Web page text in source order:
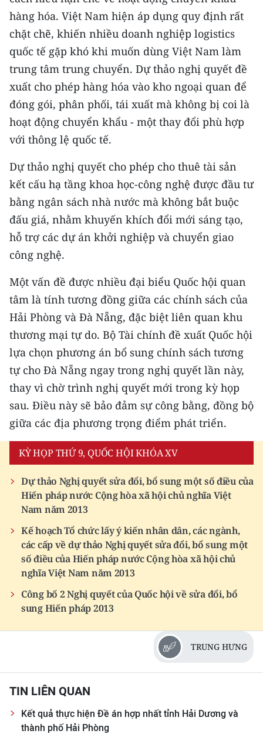
hàng hóa. Việt Nam hiện áp dụng quy định rất
chặt chẽ, khiến nhiều doanh nghiệp logistics
quốc tế gặp khó khi muốn dùng Việt Nam làm
trung tâm trung chuyển. Dự thảo nghị quyết đề
xuất cho phép hàng hóa vào kho ngoại quan để
đóng gói, phân phối, tái xuất mà không bị coi là
hoạt động chuyển khẩu - một thay đổi phù hợp
với thông lệ quốc tế.
Dự thảo nghị quyết cho phép cho thuê tài sản
kết cấu hạ tầng khoa học-công nghệ được đầu tư
bằng ngân sách nhà nước mà không bắt buộc
đấu giá, nhằm khuyến khích đổi mới sáng tạo,
hỗ trợ các dự án khởi nghiệp và chuyển giao
công nghệ.
Một vấn đề được nhiều đại biểu Quốc hội quan
tâm là tính tương đồng giữa các chính sách của
Hải Phòng và Đà Nẵng, đặc biệt liên quan khu
thương mại tự do. Bộ Tài chính đề xuất Quốc hội
lựa chọn phương án bổ sung chính sách tương
tự cho Đà Nẵng ngay trong nghị quyết lần này,
thay vì chờ trình nghị quyết mới trong kỳ họp
sau. Điều này sẽ bảo đảm sự công bằng, đồng bộ
giữa các địa phương trọng điểm phát triển.
KỲ HỌP THỨ 9, QUỐC HỘI KHÓA XV
Dự thảo Nghị quyết sửa đổi, bổ sung một số điều của
Hiến pháp nước Cộng hòa xã hội chủ nghĩa Việt
Nam năm 2013
Kế hoạch Tổ chức lấy ý kiến nhân dân, các ngành,
các cấp về dự thảo Nghị quyết sửa đổi, bổ sung một
số điều của Hiến pháp nước Cộng hòa xã hội chủ
nghĩa Việt Nam năm 2013
Công bố 2 Nghị quyết của Quốc hội về sửa đổi, bổ
sung Hiến pháp 2013
TRUNG HƯNG
TIN LIÊN QUAN
Kết quả thực hiện Đề án hợp nhất tỉnh Hải Dương và
thành phố Hải Phòng